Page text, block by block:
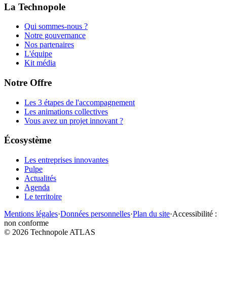
La Technopole
Qui sommes-nous ?
Notre gouvernance
Nos partenaires
L'équipe
Kit média
Notre Offre
Les 3 étapes de l'accompagnement
Les animations collectives
Vous avez un projet innovant ?
Écosystème
Les entreprises innovantes
Pulpe
Actualités
Agenda
Le territoire
Mentions légales·Données personnelles·Plan du site·Accessibilité :
non conforme
© 2026 Technopole ATLAS